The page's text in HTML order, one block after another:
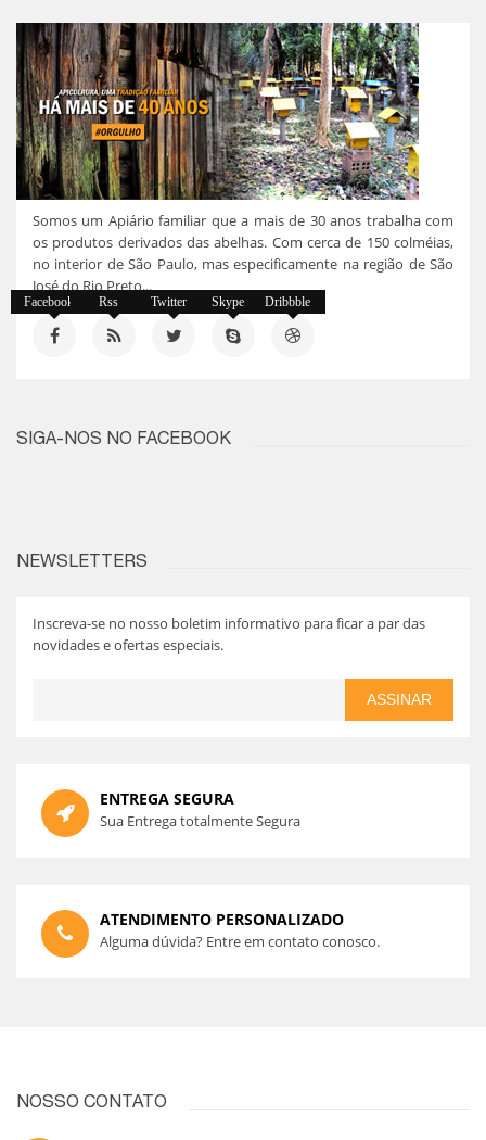
Somos um Apiário familiar que a mais de 30 anos trabalha com
os produtos derivados das abelhas. Com cerca de 150 colméias,
no interior de São Paulo, mas especificamente na região de São
José do Rio Preto...
Facebook Rss Twitter Skype Dribbble
SIGA-NOS NO FACEBOOK
NEWSLETTERS
Inscreva-se no nosso boletim informativo para ficar a par das
novidades e ofertas especiais.
ASSINAR
ENTREGA SEGURA
Sua Entrega totalmente Segura
ATENDIMENTO PERSONALIZADO
Alguma dúvida? Entre em contato conosco.
NOSSO CONTATO